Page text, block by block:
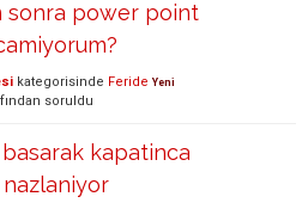
sonra power point
kategorisinde Feride Yeni
soruldu
kapatinca